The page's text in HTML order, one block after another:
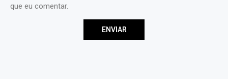
que eu comentar.